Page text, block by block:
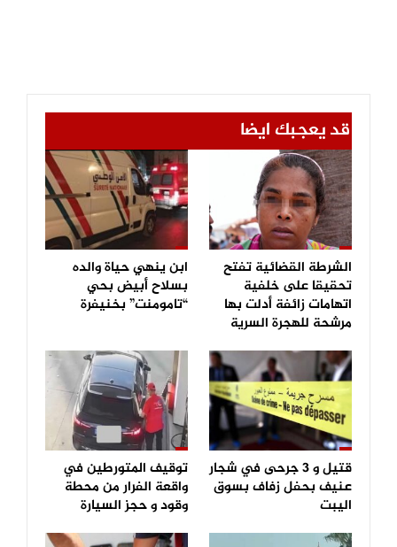
قد يعجبك ايضا
الشرطة القضائية تفتح
تحقيقا على خلفية
اتهامات زائفة أدلت بها
مرشحة للهجرة السرية
ابن ينهي حياة والده
بسلاح أبيض بحي
“تامومنت” بخنيفرة
قتيل و 3 جرحى في شجار
عنيف بحفل زفاف بسوق
اليبت
توقيف المتورطين في
واقعة الفرار من محطة
وقود و حجز السيارة